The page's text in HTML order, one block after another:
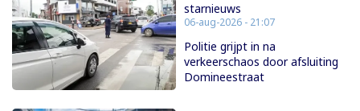
starnieuws
06-aug-2026 - 21:07
Politie grijpt in na
verkeerschaos door afsluiting
Domineestraat